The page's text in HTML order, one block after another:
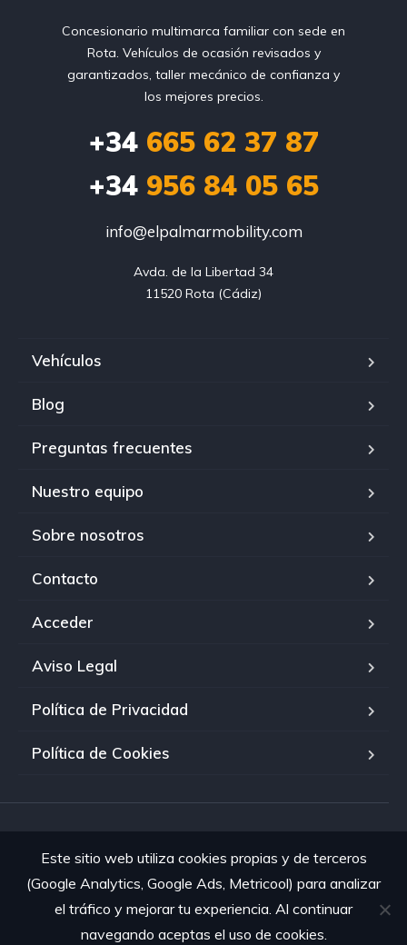
Concesionario multimarca familiar con sede en
Rota. Vehículos de ocasión revisados y
garantizados, taller mecánico de confianza y
los mejores precios.
+34665 62 37 87
+34956 84 05 65
info@elpalmarmobility.com
Avda. de la Libertad 34
11520 Rota (Cádiz)
Vehículos
Blog
Preguntas frecuentes
Nuestro equipo
Sobre nosotros
Contacto
Acceder
Aviso Legal
Política de Privacidad
Política de Cookies
Este sitio web utiliza cookies propias y de terceros
(Google Analytics, Google Ads, Metricool) para analizar
el tráfico y mejorar tu experiencia. Al continuar
navegando aceptas el uso de cookies.